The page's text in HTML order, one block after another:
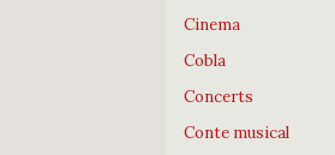
Cinema
Cobla
Concerts
Conte musical